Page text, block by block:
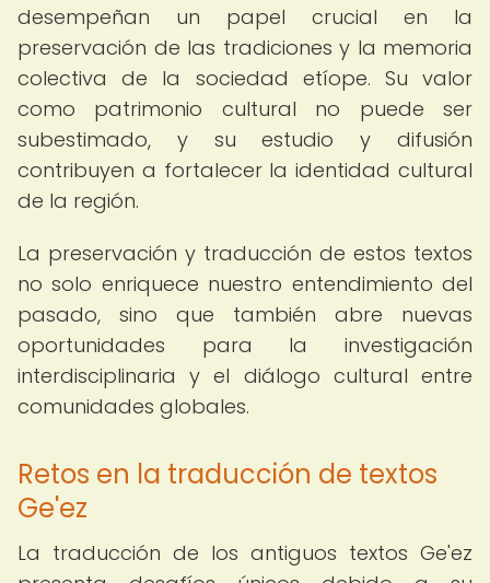
desempeñan un papel crucial en la
preservación de las tradiciones y la memoria
colectiva de la sociedad etíope. Su valor
como patrimonio cultural no puede ser
subestimado, y su estudio y difusión
contribuyen a fortalecer la identidad cultural
de la región.
La preservación y traducción de estos textos
no solo enriquece nuestro entendimiento del
pasado, sino que también abre nuevas
oportunidades para la investigación
interdisciplinaria y el diálogo cultural entre
comunidades globales.
Retos en la traducción de textos
Ge'ez
La traducción de los antiguos textos Ge'ez